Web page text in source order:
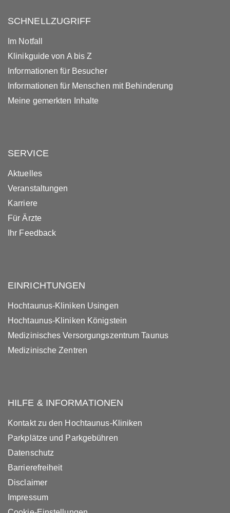
SCHNELLZUGRIFF
Im Notfall
Klinikguide von A bis Z
Informationen für Besucher
Informationen für Menschen mit Behinderung
Meine gemerkten Inhalte
SERVICE
Aktuelles
Veranstaltungen
Karriere
Für Ärzte
Ihr Feedback
EINRICHTUNGEN
Hochtaunus-Kliniken Usingen
Hochtaunus-Kliniken Königstein
Medizinisches Versorgungszentrum Taunus
Medizinische Zentren
HILFE & INFORMATIONEN
Kontakt zu den Hochtaunus-Kliniken
Parkplätze und Parkgebühren
Datenschutz
Barrierefreiheit
Disclaimer
Impressum